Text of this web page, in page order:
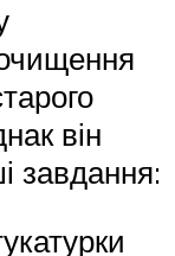
він
завдання: